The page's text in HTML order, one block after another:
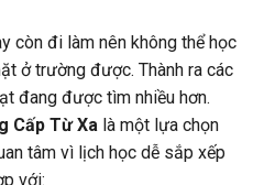
còn đi làm nên không thể học
ở trường được. Thành ra các
đang được tìm nhiều hơn.
Cấp Từ Xalà một lựa chọn
tâm vì lịch học dễ sắp xếp
với: